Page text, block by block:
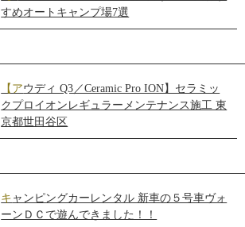
すめオートキャンプ場7選
【アウディ Q3／Ceramic Pro ION】セラミッ
クプロイオンレギュラーメンテナンス施工 東
京都世田谷区
キャンピングカーレンタル 新車の５号車ヴォ
ーンＤＣで遊んできました！！